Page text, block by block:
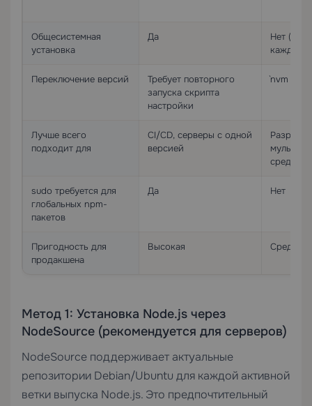
Общесистемная
установка
Да
Нет (по
каждого
Переключение версий
Требует повторного
запуска скрипта
настройки
`nvm use
Лучше всего
подходит для
CI/CD, серверы с одной
версией
среды
sudo требуется для
глобальных npm-
пакетов
Да Нет
Пригодность для
продакшена
Высокая Средняя
Метод 1: Установка Node.js через
NodeSource (рекомендуется для серверов)
NodeSource поддерживает актуальные
репозитории Debian/Ubuntu для каждой активной
ветки выпуска Node.js. Это предпочтительный